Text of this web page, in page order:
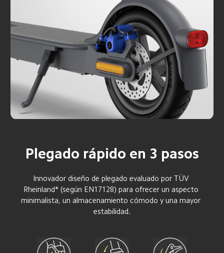
Plegado rápido en 3 pasos
Innovador diseño de plegado evaluado por TÜV
Rheinland* (según EN17128) para ofrecer un aspecto
minimalista, un almacenamiento cómodo y una mayor
estabilidad.